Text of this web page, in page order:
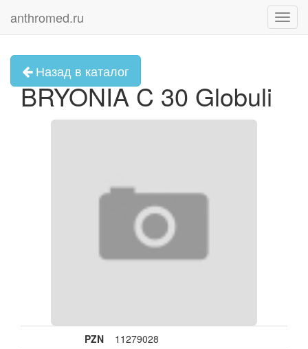
anthromed.ru
Назад в каталог
BRYONIA C 30 Globuli
PZN
11279028